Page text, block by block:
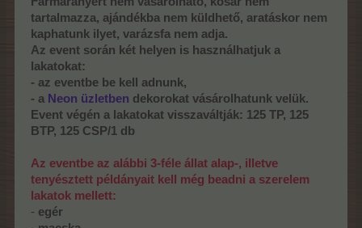
tartalmazza, ajándékba nem küldhető, aratáskor nem
kaphatunk ilyet, varázsfa nem adja.
Az event során két helyen is használhatjuk a
lakatokat:
- az eventbe be kell adnunk,
- a Neon üzletben dekorokat vásárolhatunk velük.
Event végén a lakatokat visszaváltják: 125 TP, 125
BTP, 125 CSP/1 db
Az eventbe az alábbi 3-féle állat alap-, illetve
tenyésztett példányait kell még beadni a szerelem
lakatok mellett:
- egér